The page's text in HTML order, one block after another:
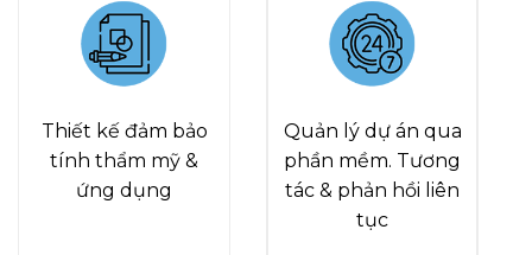
Thiết kế đảm bảo
tính thẩm mỹ &
ứng dụng
Quản lý dự án qua
phần mềm. Tương
tác & phản hồi liên
tục